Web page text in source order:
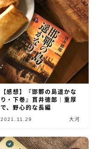
【感想】『邯鄲の島遥かな
り・下巻』貫井徳郎｜重厚
で、野心的な長編
2021.11.29 大河